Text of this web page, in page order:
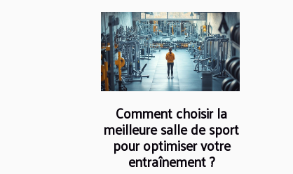
Comment choisir la
meilleure salle de sport
pour optimiser votre
entraînement ?